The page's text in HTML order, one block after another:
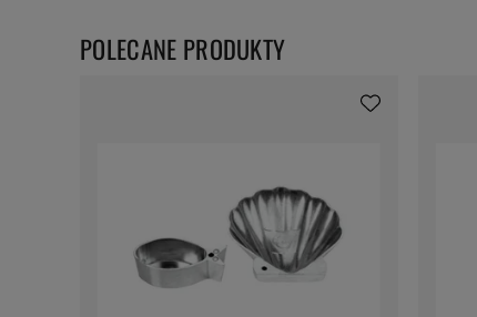
POLECANE PRODUKTY